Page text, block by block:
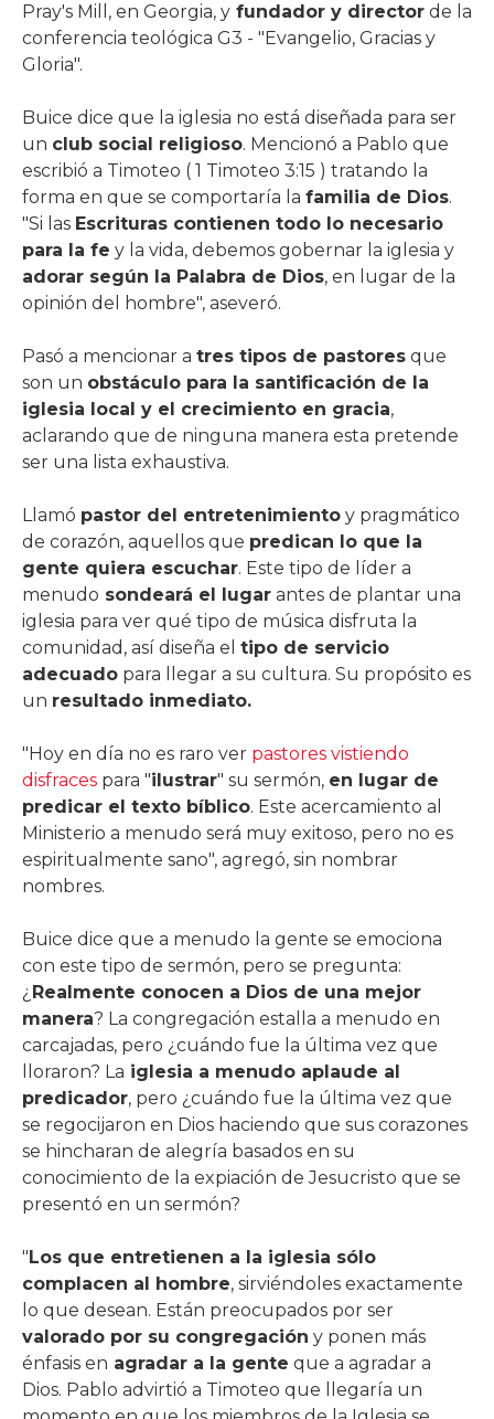
Pray's Mill, en Georgia, y fundador y director de la
conferencia teológica G3 - "Evangelio, Gracias y
Gloria".
Buice dice que la iglesia no está diseñada para ser
un club social religioso. Mencionó a Pablo que
escribió a Timoteo ( 1 Timoteo 3:15 ) tratando la
forma en que se comportaría la familia de Dios.
"Si las Escrituras contienen todo lo necesario
para la fe y la vida, debemos gobernar la iglesia y
adorar según la Palabra de Dios, en lugar de la
opinión del hombre", aseveró.
Pasó a mencionar a tres tipos de pastores que
son un obstáculo para la santificación de la
iglesia local y el crecimiento en gracia,
aclarando que de ninguna manera esta pretende
ser una lista exhaustiva.
Llamó pastor del entretenimiento y pragmático
de corazón, aquellos que predican lo que la
gente quiera escuchar. Este tipo de líder a
menudo sondeará el lugar antes de plantar una
iglesia para ver qué tipo de música disfruta la
comunidad, así diseña el tipo de servicio
adecuado para llegar a su cultura. Su propósito es
un resultado inmediato.
"Hoy en día no es raro ver pastores vistiendo
disfraces para "ilustrar" su sermón, en lugar de
predicar el texto bíblico. Este acercamiento al
Ministerio a menudo será muy exitoso, pero no es
espiritualmente sano", agregó, sin nombrar
nombres.
Buice dice que a menudo la gente se emociona
con este tipo de sermón, pero se pregunta:
¿ Realmente conocen a Dios de una mejor
manera? La congregación estalla a menudo en
carcajadas, pero ¿cuándo fue la última vez que
lloraron? La iglesia a menudo aplaude al
predicador, pero ¿cuándo fue la última vez que
se regocijaron en Dios haciendo que sus corazones
se hincharan de alegría basados ​​en su
conocimiento de la expiación de Jesucristo que se
presentó en un sermón?
"Los que entretienen a la iglesia sólo
complacen al hombre, sirviéndoles exactamente
lo que desean. Están preocupados por ser
valorado por su congregación y ponen más
énfasis en agradar a la gente que a agradar a
Dios. Pablo advirtió a Timoteo que llegaría un